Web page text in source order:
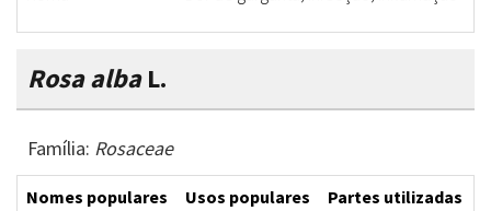
Rosa albaL.
Família: Rosaceae
Nomes populares Usos populares Partes utilizadas